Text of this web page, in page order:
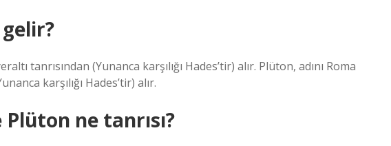
tanrısından (Yunanca karşılığı Hades’tir) alır. Plüton, adını Roma
karşılığı Hades’tir) alır.
ne tanrısı?